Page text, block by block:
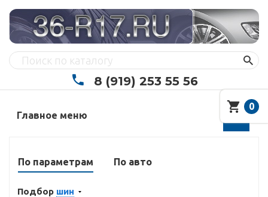
8 (919) 253 55 56
Главное меню
По параметрам По авто
Подбор шин
0